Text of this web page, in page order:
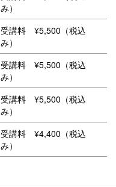
み）
受講料 ¥5,500（税込
み）
受講料 ¥5,500（税込
み）
受講料 ¥5,500（税込
み）
受講料 ¥4,400（税込
み）